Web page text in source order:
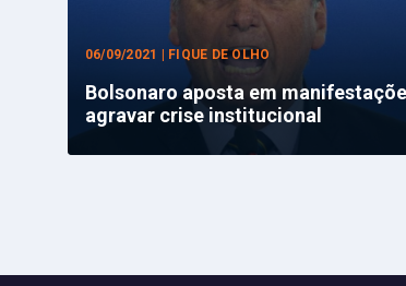
06/09/2021 | FIQUE DE OLHO
Bolsonaro aposta em
agravar crise institucional